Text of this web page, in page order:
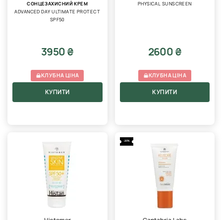
СОНЦЕЗАХИСНИЙ КРЕМ
ADVANCED DAY ULTIMATE PROTECT
SPF50
3950 ₴
КЛУБНА ЦІНА
КУПИТИ
PHYSICAL SUNSCREEN
2600 ₴
КЛУБНА ЦІНА
КУПИТИ
-20%